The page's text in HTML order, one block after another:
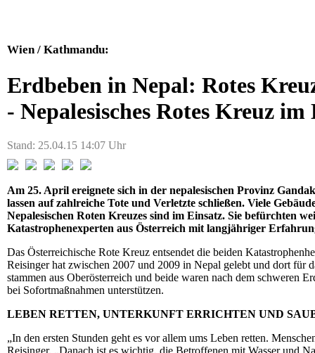
Wien / Kathmandu:
Erdbeben in Nepal: Rotes
- Nepalesisches Rotes Kreuz im
Stand: 25.04.15 14:07 Uhr
Am 25. April ereignete sich in der nepalesischen Provinz
lassen auf zahlreiche Tote und Verletzte schließen. Viele
Nepalesischen Roten Kreuzes sind im Einsatz. Sie befürchten
Katastrophenexperten aus Österreich mit langjähriger
Das Österreichische Rote Kreuz entsendet die beiden
Reisinger hat zwischen 2007 und 2009 in Nepal gelebt und dort für
stammen aus Oberösterreich und beide waren nach dem schweren
bei Sofortmaßnahmen unterstützen.
LEBEN RETTEN, UNTERKUNFT ERRICHTEN UND
„In den ersten Stunden geht es vor allem ums Leben retten.
Reisinger. „Danach ist es wichtig, die Betroffenen mit Wasser und